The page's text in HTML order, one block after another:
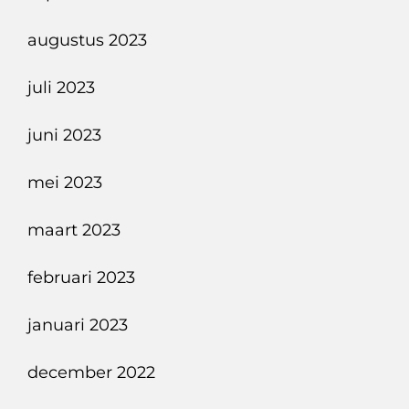
augustus 2023
juli 2023
juni 2023
mei 2023
maart 2023
februari 2023
januari 2023
december 2022